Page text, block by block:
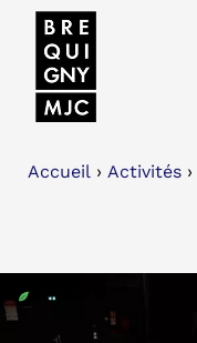
Accueil › Activités ›